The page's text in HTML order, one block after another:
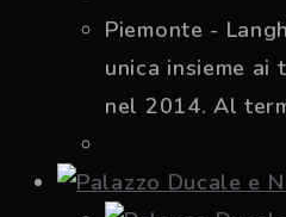
Piemonte -
unica insieme
nel 2014. Al